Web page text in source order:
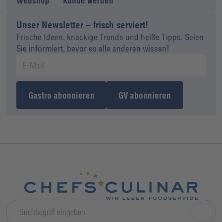
Unser Newsletter – frisch serviert!
Frische Ideen, knackige Trends und heiße Tipps. Seien
Sie informiert, bevor es alle anderen wissen!
Gastro abonnieren GV abonnieren